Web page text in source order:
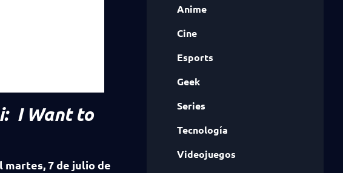
I Want to
martes, 7 de julio de
Anime
Cine
Esports
Geek
Series
Tecnología
Videojuegos